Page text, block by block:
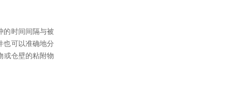
的时间间隔与被
也可以准确地分
或仓壁的粘附物